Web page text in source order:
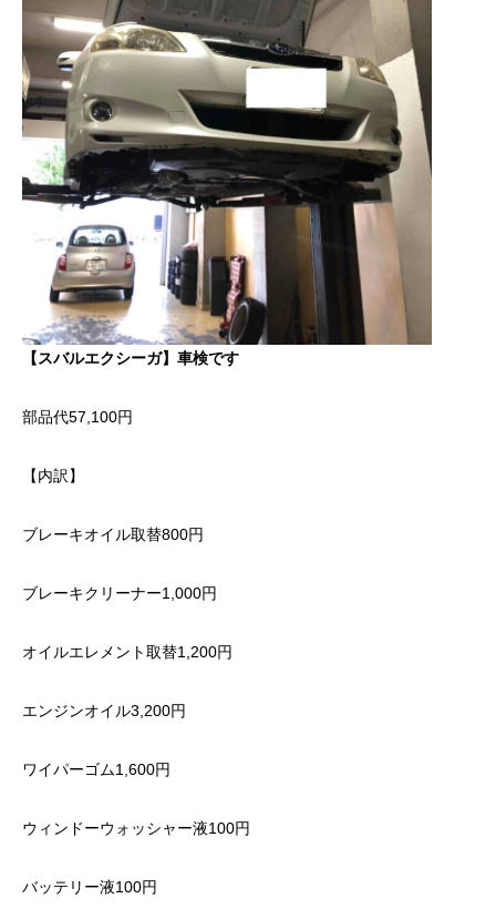
【スバルエクシーガ】車検です
部品代57,100円
【内訳】
ブレーキオイル取替800円
ブレーキクリーナー1,000円
オイルエレメント取替1,200円
エンジンオイル3,200円
ワイパーゴム1,600円
ウィンドーウォッシャー液100円
バッテリー液100円